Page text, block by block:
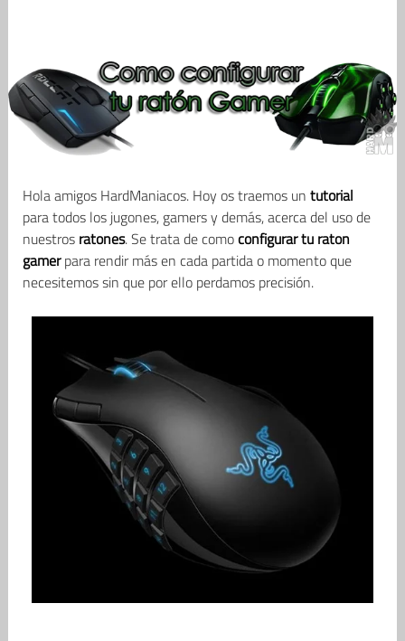
Hola amigos HardManiacos. Hoy os traemos un tutorial
para todos los jugones, gamers y demás, acerca del uso de
nuestros ratones. Se trata de comoconfigurar tu raton
gamerpara rendir más en cada partida o momento que
necesitemos sin que por ello perdamos precisión.